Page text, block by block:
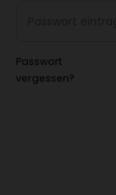
Passwort
vergessen?